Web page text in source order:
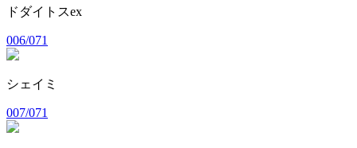
ドダイトスex
006/071
シェイミ
007/071